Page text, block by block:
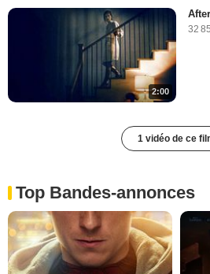
2:00
32
1 vidéo de ce
Top Bandes-annonces